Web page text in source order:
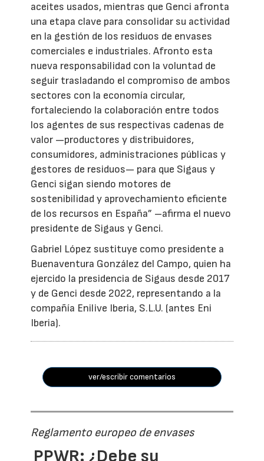
aceites usados, mientras que Genci afronta
una etapa clave para consolidar su actividad
en la gestión de los residuos de envases
comerciales e industriales. Afronto esta
nueva responsabilidad con la voluntad de
seguir trasladando el compromiso de ambos
sectores con la economía circular,
fortaleciendo la colaboración entre todos
los agentes de sus respectivas cadenas de
valor —productores y distribuidores,
consumidores, administraciones públicas y
gestores de residuos— para que Sigaus y
Genci sigan siendo motores de
sostenibilidad y aprovechamiento eficiente
de los recursos en España” –afirma el nuevo
presidente de Sigaus y Genci.
Gabriel López sustituye como presidente a
Buenaventura González del Campo, quien ha
ejercido la presidencia de Sigaus desde 2017
y de Genci desde 2022, representando a la
compañía Enilive Iberia, S.L.U. (antes Eni
Iberia).
ver/escribir comentarios
Reglamento europeo de envases
PPWR: ¿Debe su